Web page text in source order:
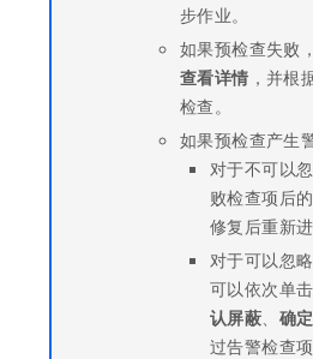
步作业。
如果预检查失败
查看详情 ，并根
检查。
如果预检查产生
对于不可以
败检查项后的
修复后重新进
对于可以忽
可以依次单击
认屏蔽
确定
过告警检查